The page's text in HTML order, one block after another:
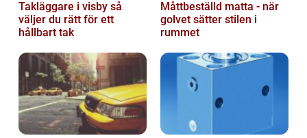
Takläggare i visby så
väljer du rätt för ett
hållbart tak
Måttbeställd matta - när
golvet sätter stilen i
rummet